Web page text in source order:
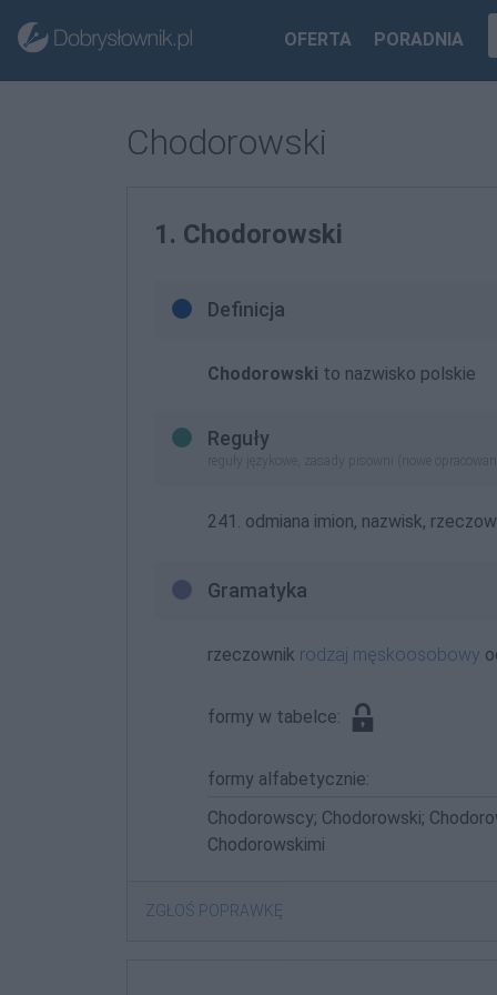
OFERTA PORADNIA
Chodorowski
1. Chodorowski
Definicja
Chodorowski to nazwisko polskie
Reguły
reguły językowe, zasady pisowni (nowe
241. odmiana imion, nazwisk,
Gramatyka
rzeczownik rodzaj męskoosobowy
formy w tabelce:
formy alfabetycznie:
Chodorowscy; Chodorowski;
Chodorowskimi
ZGŁOŚ POPRAWKĘ